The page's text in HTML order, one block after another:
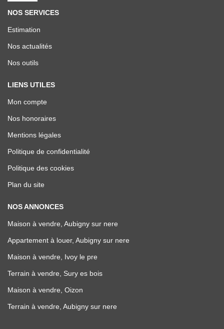
NOS SERVICES
Estimation
Nos actualités
Nos outils
LIENS UTILES
Mon compte
Nos honoraires
Mentions légales
Politique de confidentialité
Politique des cookies
Plan du site
NOS ANNONCES
Maison à vendre, Aubigny sur nere
Appartement à louer, Aubigny sur nere
Maison à vendre, Ivoy le pre
Terrain à vendre, Sury es bois
Maison à vendre, Oizon
Terrain à vendre, Aubigny sur nere